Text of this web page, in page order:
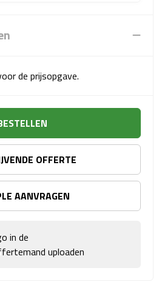
de prijsopgave.
OFFERTE
AANVRAGEN
in de
uploaden